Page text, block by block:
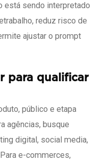
está sendo interpretado
reduz risco de
ajustar o prompt
para qualificar
público e etapa
agências, busque
digital, social media,
e-commerces,